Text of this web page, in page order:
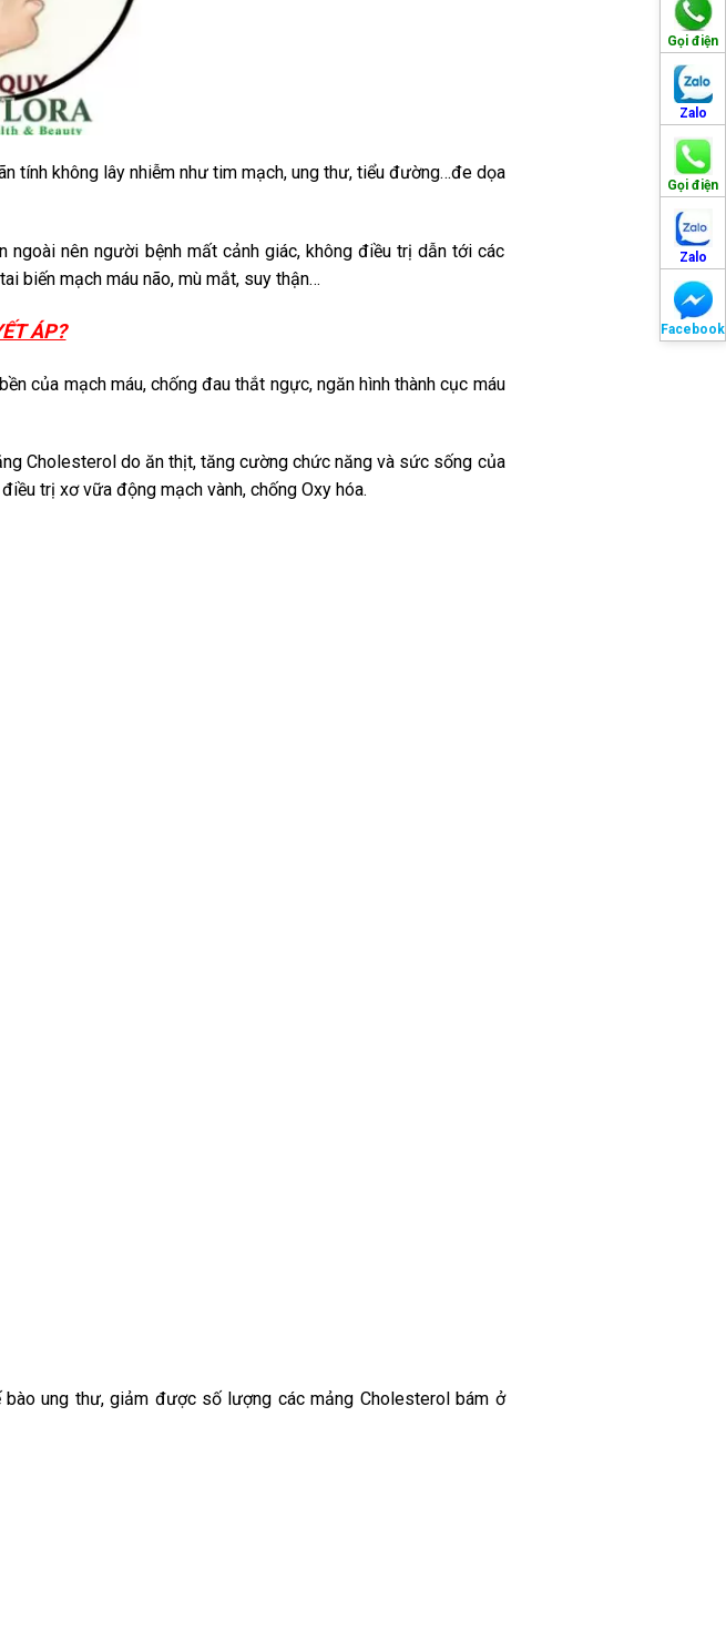
Gọi điện
Zalo
Gọi điện
Zalo
Facebook
tính không lây nhiễm như tim mạch, ung thư, tiểu đường…đe dọa
nên người bệnh mất cảnh giác, không điều trị dẫn tới các
biến mạch máu não, mù mắt, suy thận…
ÁP?
của mạch máu, chống đau thắt ngực, ngăn hình thành cục máu
Cholesterol do ăn thịt, tăng cường chức năng và sức sống của
trị xơ vữa động mạch vành, chống Oxy hóa.
ung thư, giảm được số lượng các mảng Cholesterol bám ở